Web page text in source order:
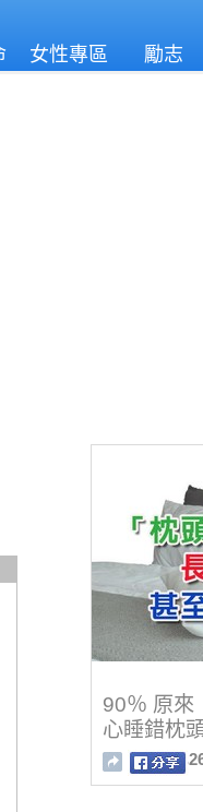
女性專區 勵志
90％ 原來
心睡錯枕